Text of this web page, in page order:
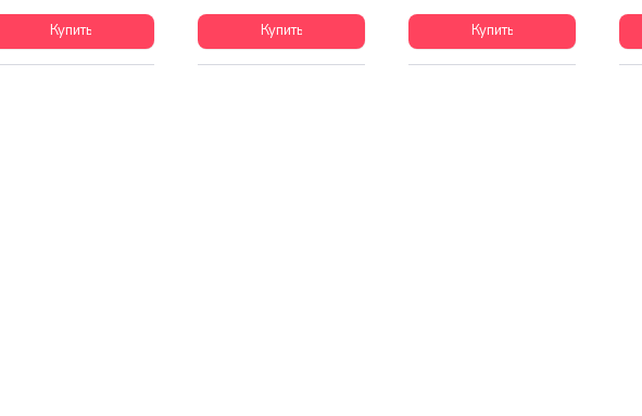
Купить Купить Купить